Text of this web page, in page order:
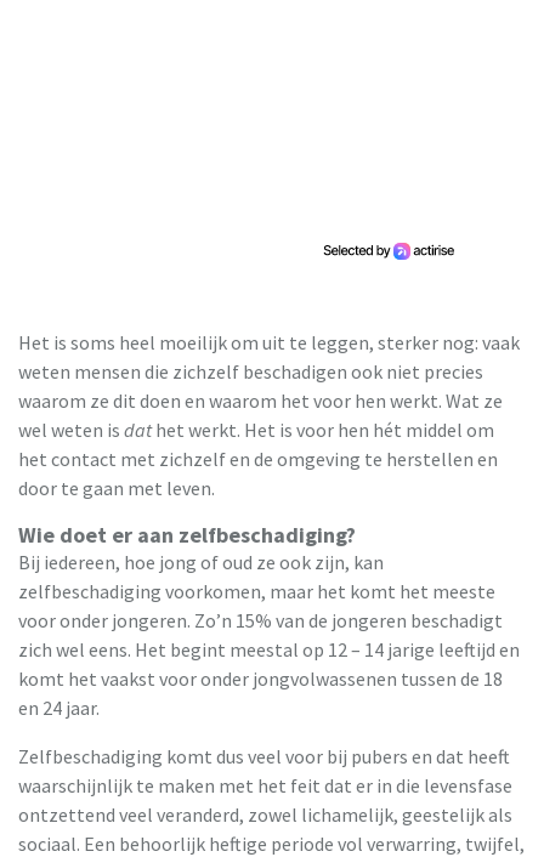
Het is soms heel moeilijk om uit te leggen, sterker nog: vaak
weten mensen die zichzelf beschadigen ook niet precies
waarom ze dit doen en waarom het voor hen werkt. Wat ze
wel weten is dathet werkt. Het is voor hen hét middel om
het contact met zichzelf en de omgeving te herstellen en
door te gaan met leven.
Wie doet er aan zelfbeschadiging?
Bij iedereen, hoe jong of oud ze ook zijn, kan
zelfbeschadiging voorkomen, maar het komt het meeste
voor onder jongeren. Zo’n 15% van de jongeren beschadigt
zich wel eens. Het begint meestal op 12 – 14 jarige leeftijd en
komt het vaakst voor onder jongvolwassenen tussen de 18
en 24 jaar.
Zelfbeschadiging komt dus veel voor bij pubers en dat heeft
waarschijnlijk te maken met het feit dat er in die levensfase
ontzettend veel veranderd, zowel lichamelijk, geestelijk als
sociaal. Een behoorlijk heftige periode vol verwarring, twijfel,